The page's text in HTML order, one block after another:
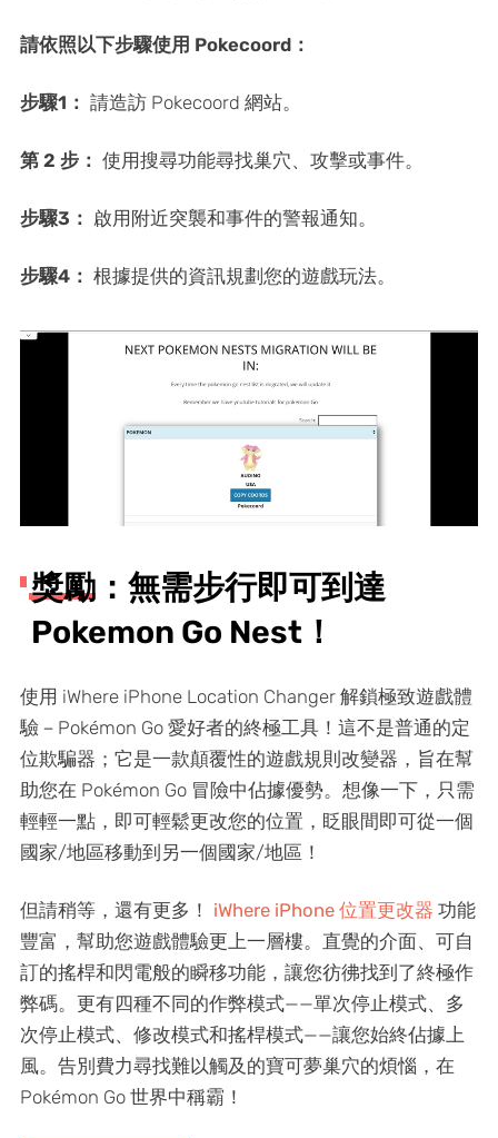
請依照以下步驟使用 Pokecoord：
步驟1： 請造訪 Pokecoord 網站。
第 2 步： 使用搜尋功能尋找巢穴、攻擊或事件。
步驟3： 啟用附近突襲和事件的警報通知。
步驟4： 根據提供的資訊規劃您的遊戲玩法。
獎勵：無需步行即可到達
Pokemon Go Nest！
使用 iWhere iPhone Location Changer 解鎖極致遊戲體
驗－Pokémon Go 愛好者的終極工具！這不是普通的定
位欺騙器；它是一款顛覆性的遊戲規則改變器，旨在幫
助您在 Pokémon Go 冒險中佔據優勢。想像一下，只需
輕輕一點，即可輕鬆更改您的位置，眨眼間即可從一個
國家/地區移動到另一個國家/地區！
但請稍等，還有更多！ iWhere iPhone 位置更改器 功能
豐富，幫助您遊戲體驗更上一層樓。直覺的介面、可自
訂的搖桿和閃電般的瞬移功能，讓您彷彿找到了終極作
弊碼。更有四種不同的作弊模式——單次停止模式、多
次停止模式、修改模式和搖桿模式——讓您始終佔據上
風。告別費力尋找難以觸及的寶可夢巢穴的煩惱，在
Pokémon Go 世界中稱霸！